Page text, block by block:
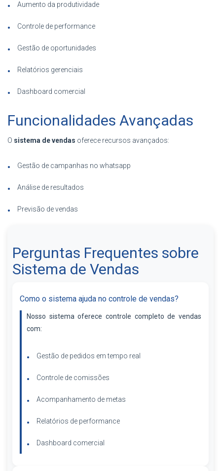
Aumento da produtividade
Controle de performance
Gestão de oportunidades
Relatórios gerenciais
Dashboard comercial
Funcionalidades Avançadas
O sistema de vendas oferece recursos avançados:
Gestão de campanhas no whatsapp
Análise de resultados
Previsão de vendas
Perguntas Frequentes sobre
Sistema de Vendas
Como o sistema ajuda no controle de vendas?
Nosso sistema oferece controle completo de vendas
com:
Gestão de pedidos em tempo real
Controle de comissões
Acompanhamento de metas
Relatórios de performance
Dashboard comercial